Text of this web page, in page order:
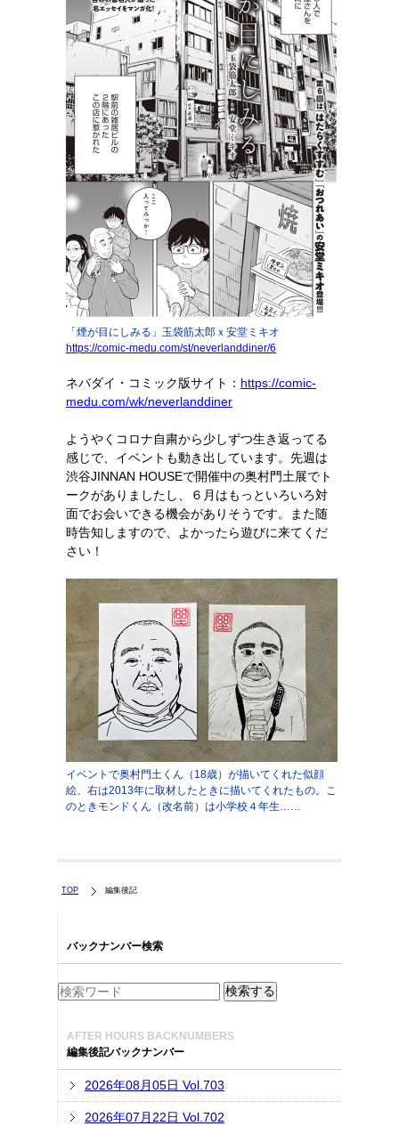
「煙が目にしみる」玉袋筋太郎ｘ安堂ミキオ
https://comic-medu.com/st/neverlanddiner/6
ネバダイ・コミック版サイト： https://comic-
medu.com/wk/neverlanddiner
ようやくコロナ自粛から少しずつ生き返ってる
感じで、イベントも動き出しています。先週は
渋谷JINNAN HOUSEで開催中の奥村門土展でト
ークがありましたし、６月はもっといろいろ対
面でお会いできる機会がありそうです。また随
時告知しますので、よかったら遊びに来てくだ
さい！
イベントで奥村門土くん（18歳）が描いてくれた似顔
絵、右は2013年に取材したときに描いてくれたもの。こ
のときモンドくん（改名前）は小学校４年生……
TOP 編集後記
バックナンバー検索
AFTER HOURS BACKNUMBERS
編集後記バックナンバー
2026年08月05日 Vol.703
2026年07月22日 Vol.702